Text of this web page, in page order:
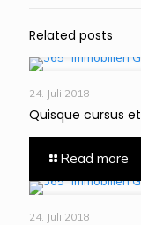
Related posts
24. Juli 2018
Quisque cursus et
Read more
24. Juli 2018